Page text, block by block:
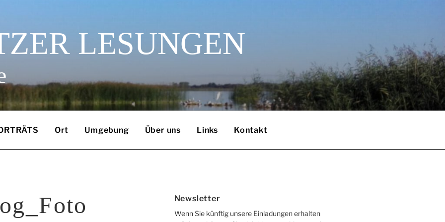
LESUNGEN
Ort Umgebung Über uns Links Kontakt
Newsletter
Wenn Sie künftig unsere Einladungen erhalten